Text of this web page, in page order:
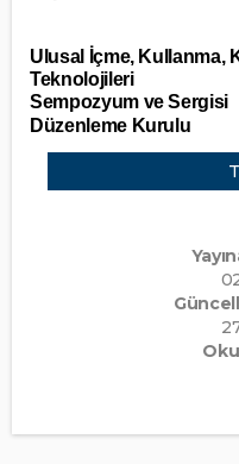
Ulusal İçme, Kullanma,
Teknolojileri
Sempozyum ve Sergisi
Düzenleme Kurulu